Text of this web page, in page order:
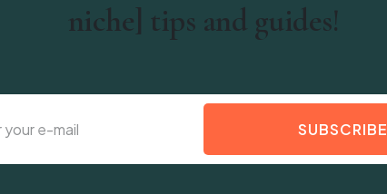
niche] tips and guides!
SUBSCRIBE